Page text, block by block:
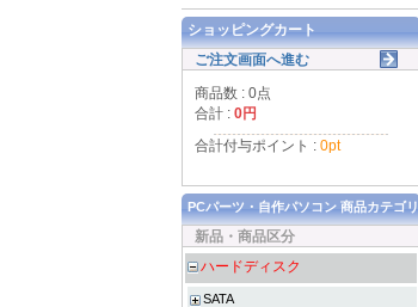
ショッピングカート
ご注文画面へ進む
商品数 : 0点
合計 : 0円
合計付与ポイント : 0pt
PCパーツ・自作パソコン 商品カテゴリ
新品・商品区分
ハードディスク
SATA